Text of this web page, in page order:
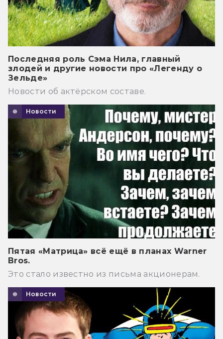
Последняя роль Сэма Нила, главный
злодей и другие новости про «Легенду о
Зельде»
Новости об актёрском составе.
Новости
Пятая «Матрица» всё ещё в планах Warner
Bros.
Это стало известно из письма акционерам.
Новости